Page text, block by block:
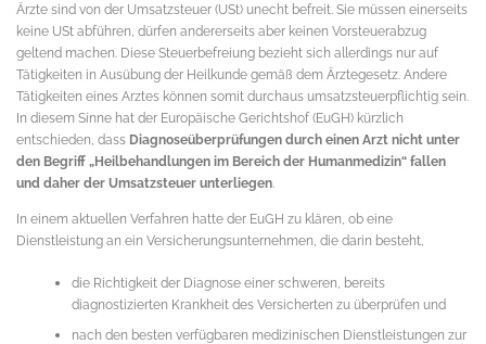
Ärzte sind von der Umsatzsteuer (USt) unecht befreit. Sie müssen einerseits
keine USt abführen, dürfen andererseits aber keinen Vorsteuerabzug
geltend machen. Diese Steuerbefreiung bezieht sich allerdings nur auf
Tätigkeiten in Ausübung der Heilkunde gemäß dem Ärztegesetz. Andere
Tätigkeiten eines Arztes können somit durchaus umsatzsteuerpflichtig sein.
In diesem Sinne hat der Europäische Gerichtshof (EuGH) kürzlich
entschieden, dass Diagnoseüberprüfungen durch einen Arzt nicht unter
den Begriff „Heilbehandlungen im Bereich der Humanmedizin“ fallen
und daher der Umsatzsteuer unterliegen.
In einem aktuellen Verfahren hatte der EuGH zu klären, ob eine
Dienstleistung an ein Versicherungsunternehmen, die darin besteht,
die Richtigkeit der Diagnose einer schweren, bereits
diagnostizierten Krankheit des Versicherten zu überprüfen und
nach den besten verfügbaren medizinischen Dienstleistungen zur